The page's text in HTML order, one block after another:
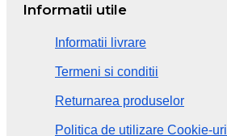
Informatii utile
Informatii livrare
Termeni si conditii
Returnarea produselor
Politica de utilizare Cookie-uri